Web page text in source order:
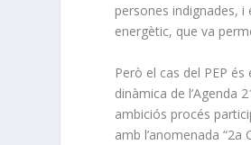
persones indignades,
energètic, que va
Però el cas del PEP
dinàmica de l’Agenda
ambiciós procés
amb l’anomenada